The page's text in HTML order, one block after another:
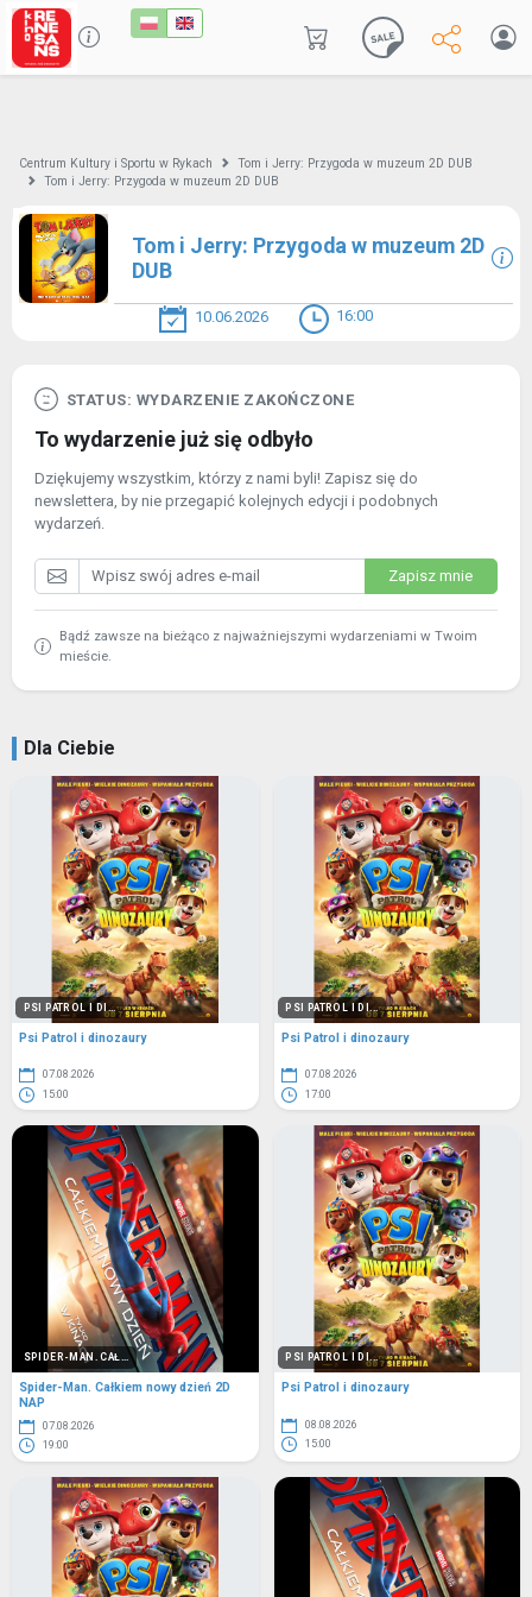
Centrum Kultury i Sportu w Rykach
Tom i Jerry: Przygoda w muzeum 2D DUB
Tom i Jerry: Przygoda w muzeum 2D DUB
Tom i Jerry: Przygoda w muzeum 2D
DUB
10.06.2026 16:00
STATUS: WYDARZENIE ZAKOŃCZONE
To wydarzenie już się odbyło
Dziękujemy wszystkim, którzy z nami byli! Zapisz się do
newslettera, by nie przegapić kolejnych edycji i podobnych
wydarzeń.
Zapisz mnie
Bądź zawsze na bieżąco z najważniejszymi wydarzeniami w Twoim
mieście.
Dla Ciebie
PSI PATROL I DI...
Psi Patrol i dinozaury
07.08.2026
15:00
PSI PATROL I DI...
Psi Patrol i dinozaury
07.08.2026
17:00
SPIDER-MAN. CAŁ...
Spider-Man. Całkiem nowy dzień 2D
NAP
07.08.2026
19:00
PSI PATROL I DI...
Psi Patrol i dinozaury
08.08.2026
15:00